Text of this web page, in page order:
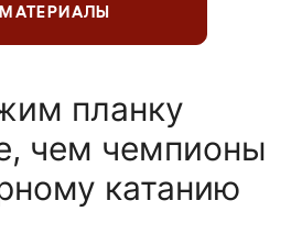
МАТЕРИАЛЫ
планку
чем чемпионы
катанию